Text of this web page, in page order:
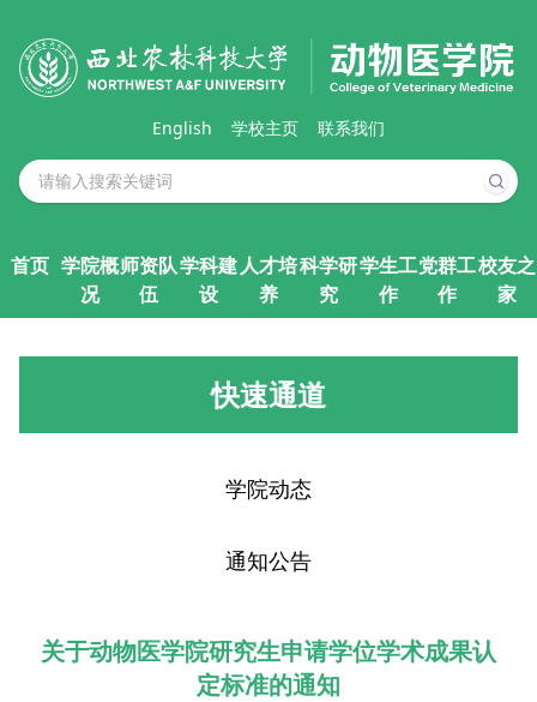
English 学校主页 联系我们
首页 学院概
况
师资队
伍
学科建
设
人才培
养
科学研
究
学生工
作
党群工
作
校友之
家
快速通道
学院动态
通知公告
关于动物医学院研究生申请学位学术成果认
定标准的通知